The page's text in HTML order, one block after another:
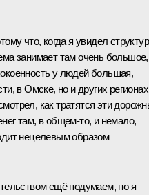
что, когда я увидел
занимает там очень большое,
у людей большая,
в Омске, но и других регионах
как тратятся эти
там, в общем‑то, и немало,
нецелевым образом
ещё подумаем, но я